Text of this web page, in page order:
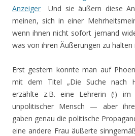
Anzeiger Und sie äußern diese
meinen, sich in einer
wenn ihnen nicht sofort jemand
was von ihren Äußerungen zu
Erst gestern konnte man auf
mit dem Titel „Die Suche nach
erzählte z.B. eine Lehrerin (!)
unpolitischer Mensch — aber
gaben genau die politische
eine andere Frau äußerte